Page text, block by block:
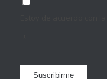
Empresa
Suscribirme